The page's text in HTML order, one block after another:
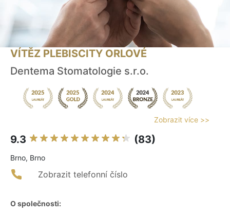
VÍTĚZ PLEBISCITY ORLOVÉ
Dentema Stomatologie s.r.o.
Zobrazit více >>
9.3 (83)
Brno, Brno
Zobrazit telefonní číslo
O společnosti: